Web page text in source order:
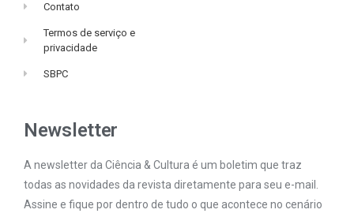
Contato
Termos de serviço e
privacidade
SBPC
Newsletter
A newsletter da Ciência & Cultura é um boletim que traz
todas as novidades da revista diretamente para seu e-mail.
Assine e fique por dentro de tudo o que acontece no cenário